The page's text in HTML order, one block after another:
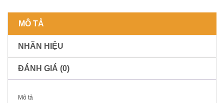
MÔ TẢ
NHÃN HIỆU
ĐÁNH GIÁ (0)
Mô tả